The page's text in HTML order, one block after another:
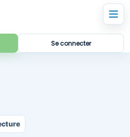
Se connecter